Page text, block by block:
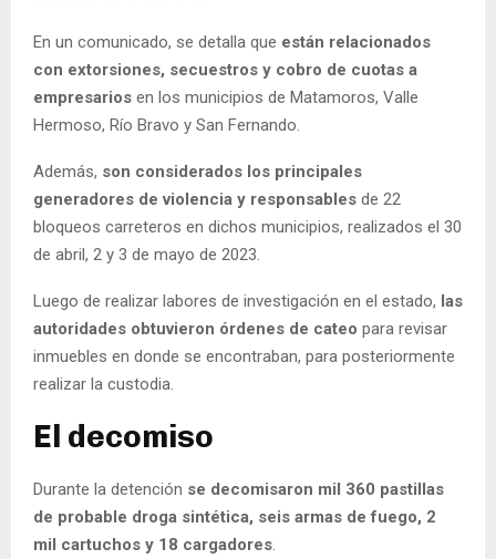
En un comunicado, se detalla que están relacionados
con extorsiones, secuestros y cobro de cuotas a
empresarios en los municipios de Matamoros, Valle
Hermoso, Río Bravo y San Fernando.
Además, son considerados los principales
generadores de violencia y responsables de 22
bloqueos carreteros en dichos municipios, realizados el 30
de abril, 2 y 3 de mayo de 2023.
Luego de realizar labores de investigación en el estado, las
autoridades obtuvieron órdenes de cateo para revisar
inmuebles en donde se encontraban, para posteriormente
realizar la custodia.
El decomiso
Durante la detención se decomisaron mil 360 pastillas
de probable droga sintética, seis armas de fuego, 2
mil cartuchos y 18 cargadores.